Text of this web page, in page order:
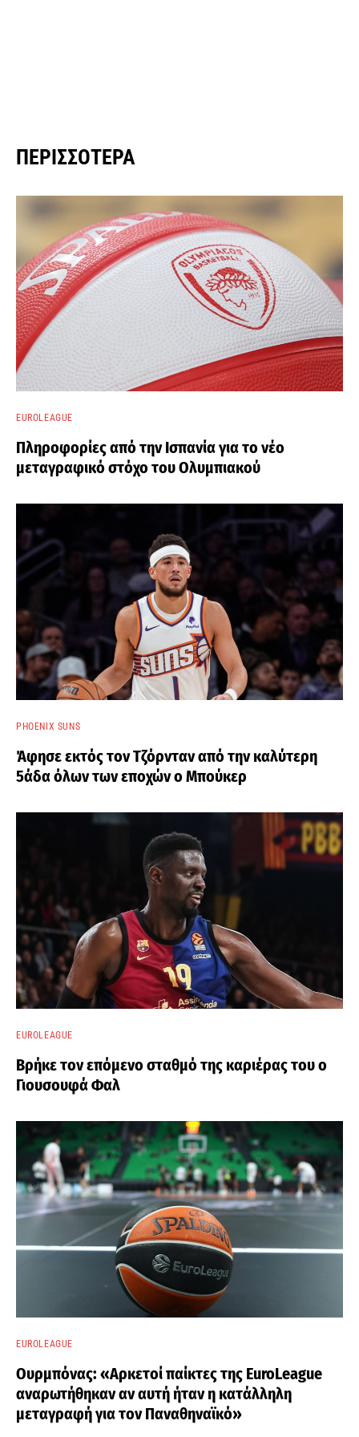
ΠΕΡΙΣΣΌΤΕΡΑ
EUROLEAGUE
Πληροφορίες από την Ισπανία για το νέο
μεταγραφικό στόχο του Ολυμπιακού
PHOENIX SUNS
Άφησε εκτός τον Τζόρνταν από την καλύτερη
5άδα όλων των εποχών ο Μπούκερ
EUROLEAGUE
Βρήκε τον επόμενο σταθμό της καριέρας του ο
Γιουσουφά Φαλ
EUROLEAGUE
Ουρμπόνας: «Αρκετοί παίκτες της EuroLeague
αναρωτήθηκαν αν αυτή ήταν η κατάλληλη
μεταγραφή για τον Παναθηναϊκό»